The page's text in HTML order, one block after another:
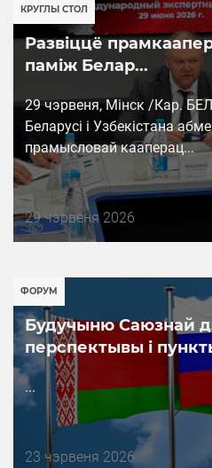
КРУГЛЫ СТОЛ
Развіццё
паміж Белар...
29 чэрвеня, Мінск /Кар.
Беларусі і Узбекістана
прамысловай кааперац...
Дата
публикации
29 чэрвеня 2026
ФОРУМ
Будучыню Саюзнай
перспектывы і
...
Дата
23 чэрвеня 2026